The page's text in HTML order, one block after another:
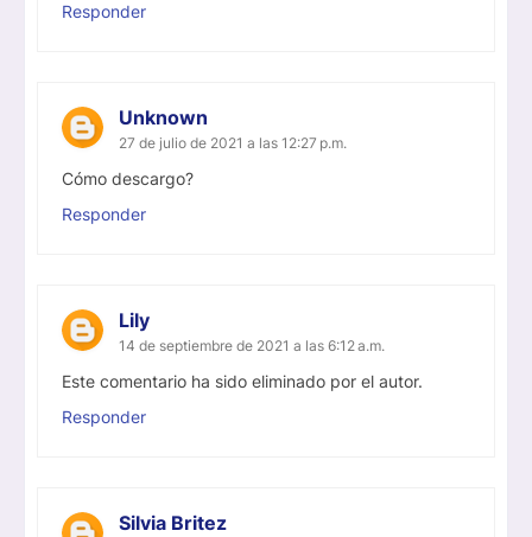
Responder
Unknown
27 de julio de 2021 a las 12:27 p.m.
Cómo descargo?
Responder
Lily
14 de septiembre de 2021 a las 6:12 a.m.
Este comentario ha sido eliminado por el autor.
Responder
Silvia Britez